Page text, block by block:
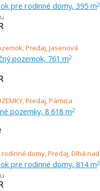
pre rodinné domy, 395 m2
pozemok, 761 m2
pozemky, 8 618 m2
pre rodinné domy, 814 m2